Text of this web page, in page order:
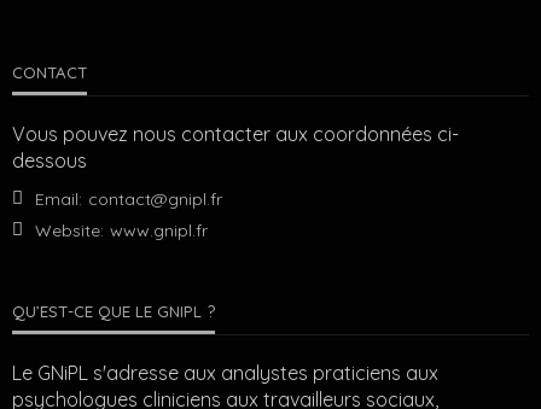
CONTACT
Vous pouvez nous contacter aux coordonnées ci-
dessous
Email: contact@gnipl.fr
Website: www.gnipl.fr
QU’EST-CE QUE LE GNIPL ?
Le GNiPL s'adresse aux analystes praticiens aux
psychologues cliniciens aux travailleurs sociaux,